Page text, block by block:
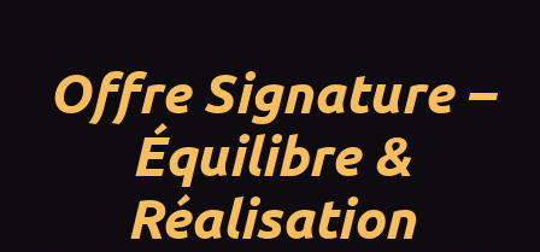
Offre Signature –
Équilibre &
Réalisation